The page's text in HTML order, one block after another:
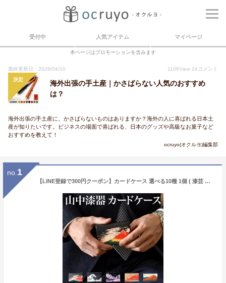
受付中 人気アイテム マイページ
本ページはプロモーションを含みます
最終更新日：2026/04/10 1108View 24 コメント
決定
海外出張の手土産｜かさばらない人気のおすすめ
は？
海外出張の手土産に、かさばらないものはありますか？海外の人に喜ばれる日本土
産が知りたいです。ビジネスの場面で喜ばれる、日本のグッズや高級なお菓子など
おすすめを教えて！
ocruyo(オクルヨ)編集部
no. 1
【LINE登録で300円クーポン】カードケース 選べる10種 1個 ( 漆芸 名入れ有料 メンズ レディース 名刺ケース カードケース 女性 山中漆器 結婚 出産 内祝い 引き出物 金婚式 誕生日プレゼント 還暦祝い 古希 喜寿 米寿 退職 定年 プレゼント お祝い )